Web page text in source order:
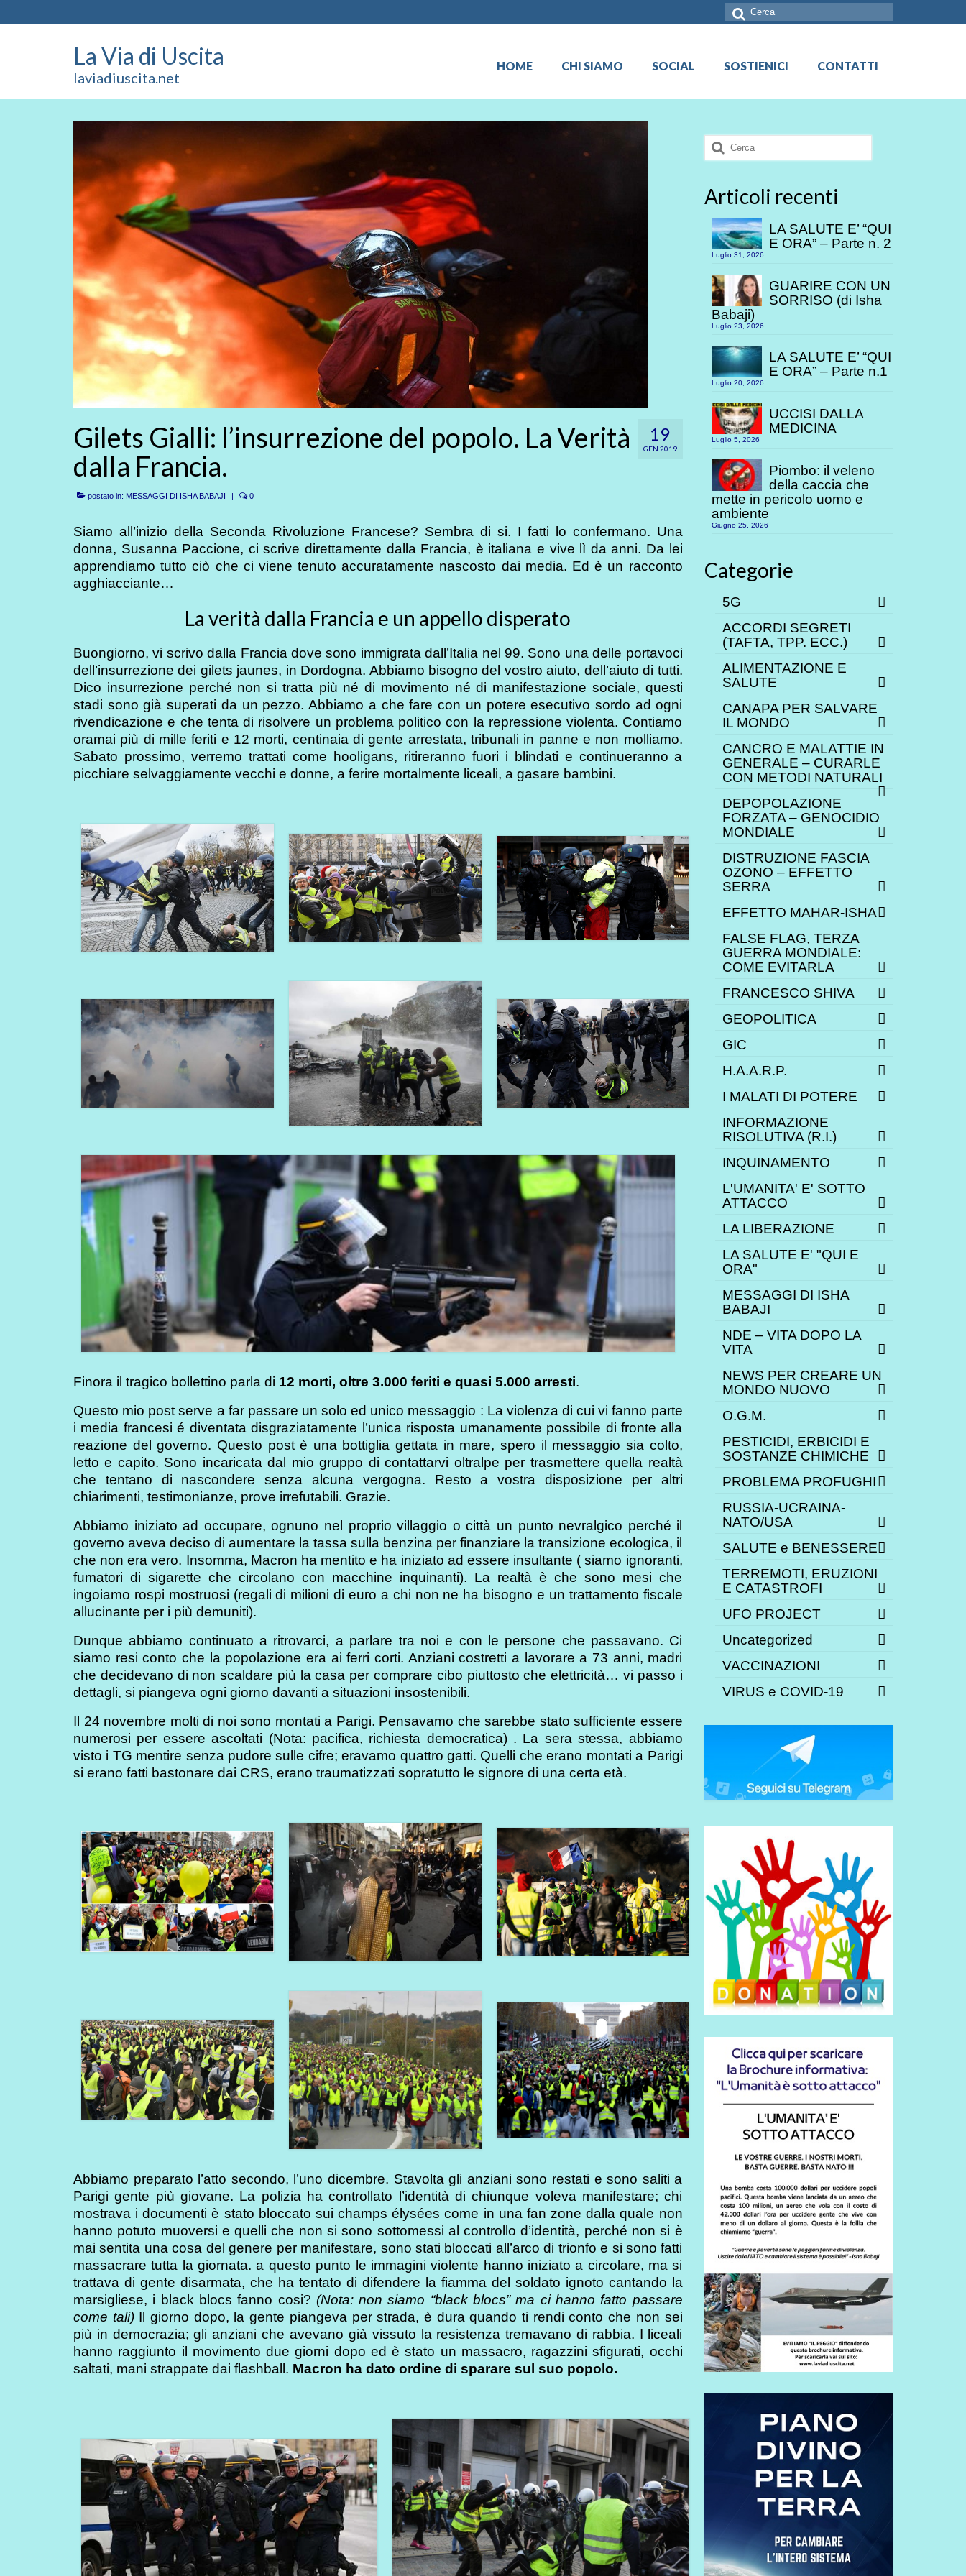
Cerca:
La Via di Uscita
laviadiuscita.net
HOME CHI SIAMO SOCIAL SOSTIENICI CONTATTI
19
GEN 2019
Gilets Gialli: l’insurrezione del popolo. La Verità
dalla Francia.
postato in: MESSAGGI DI ISHA BABAJI | 0
Siamo all’inizio della Seconda Rivoluzione Francese? Sembra di si. I fatti lo confermano. Una
donna, Susanna Paccione, ci scrive direttamente dalla Francia, è italiana e vive lì da anni. Da lei
apprendiamo tutto ciò che ci viene tenuto accuratamente nascosto dai media. Ed è un racconto
agghiacciante…
La verità dalla Francia e un appello disperato
Buongiorno, vi scrivo dalla Francia dove sono immigrata dall’Italia nel 99. Sono una delle portavoci
dell’insurrezione dei gilets jaunes, in Dordogna. Abbiamo bisogno del vostro aiuto, dell’aiuto di tutti.
Dico insurrezione perché non si tratta più né di movimento né di manifestazione sociale, questi
stadi sono già superati da un pezzo. Abbiamo a che fare con un potere esecutivo sordo ad ogni
rivendicazione e che tenta di risolvere un problema politico con la repressione violenta. Contiamo
oramai più di mille feriti e 12 morti, centinaia di gente arrestata, tribunali in panne e non molliamo.
Sabato prossimo, verremo trattati come hooligans, ritireranno fuori i blindati e continueranno a
picchiare selvaggiamente vecchi e donne, a ferire mortalmente liceali, a gasare bambini.
Finora il tragico bollettino parla di 12 morti, oltre 3.000 feriti e quasi 5.000 arresti.
Questo mio post serve a far passare un solo ed unico messaggio : La violenza di cui vi fanno parte
i media francesi é diventata disgraziatamente l’unica risposta umanamente possibile di fronte alla
reazione del governo. Questo post è una bottiglia gettata in mare, spero il messaggio sia colto,
letto e capito. Sono incaricata dal mio gruppo di contattarvi oltralpe per trasmettere quella realtà
che tentano di nascondere senza alcuna vergogna. Resto a vostra disposizione per altri
chiarimenti, testimonianze, prove irrefutabili. Grazie.
Abbiamo iniziato ad occupare, ognuno nel proprio villaggio o città un punto nevralgico perché il
governo aveva deciso di aumentare la tassa sulla benzina per finanziare la transizione ecologica, il
che non era vero. Insomma, Macron ha mentito e ha iniziato ad essere insultante ( siamo ignoranti,
fumatori di sigarette che circolano con macchine inquinanti). La realtà è che sono mesi che
ingoiamo rospi mostruosi (regali di milioni di euro a chi non ne ha bisogno e un trattamento fiscale
allucinante per i più demuniti).
Dunque abbiamo continuato a ritrovarci, a parlare tra noi e con le persone che passavano. Ci
siamo resi conto che la popolazione era ai ferri corti. Anziani costretti a lavorare a 73 anni, madri
che decidevano di non scaldare più la casa per comprare cibo piuttosto che elettricità… vi passo i
dettagli, si piangeva ogni giorno davanti a situazioni insostenibili.
Il 24 novembre molti di noi sono montati a Parigi. Pensavamo che sarebbe stato sufficiente essere
numerosi per essere ascoltati (Nota: pacifica, richiesta democratica) . La sera stessa, abbiamo
visto i TG mentire senza pudore sulle cifre; eravamo quattro gatti. Quelli che erano montati a Parigi
si erano fatti bastonare dai CRS, erano traumatizzati sopratutto le signore di una certa età.
Abbiamo preparato l’atto secondo, l’uno dicembre. Stavolta gli anziani sono restati e sono saliti a
Parigi gente più giovane. La polizia ha controllato l’identità di chiunque voleva manifestare; chi
mostrava i documenti è stato bloccato sui champs élysées come in una fan zone dalla quale non
hanno potuto muoversi e quelli che non si sono sottomessi al controllo d’identità, perché non si è
mai sentita una cosa del genere per manifestare, sono stati bloccati all’arco di trionfo e si sono fatti
massacrare tutta la giornata. a questo punto le immagini violente hanno iniziato a circolare, ma si
trattava di gente disarmata, che ha tentato di difendere la fiamma del soldato ignoto cantando la
marsigliese, i black blocs fanno cosi? (Nota: non siamo “black blocs” ma ci hanno fatto passare
come tali)Il giorno dopo, la gente piangeva per strada, è dura quando ti rendi conto che non sei
più in democrazia; gli anziani che avevano già vissuto la resistenza tremavano di rabbia. I liceali
hanno raggiunto il movimento due giorni dopo ed è stato un massacro, ragazzini sfigurati, occhi
saltati, mani strappate dai flashball. Macron ha dato ordine di sparare sul suo popolo.
Cerca:
Articoli recenti
LA SALUTE E’ “QUI
E ORA” – Parte n. 2
Luglio 31, 2026
GUARIRE CON UN
SORRISO (di Isha
Babaji)
Luglio 23, 2026
LA SALUTE E’ “QUI
E ORA” – Parte n.1
Luglio 20, 2026
UCCISI DALLA
MEDICINA
Luglio 5, 2026
Piombo: il veleno
della caccia che
mette in pericolo uomo e
ambiente
Giugno 25, 2026
Categorie
5G
ACCORDI SEGRETI
(TAFTA, TPP. ECC.)
ALIMENTAZIONE E
SALUTE
CANAPA PER SALVARE
IL MONDO
CANCRO E MALATTIE IN
GENERALE – CURARLE
CON METODI NATURALI
DEPOPOLAZIONE
FORZATA – GENOCIDIO
MONDIALE
DISTRUZIONE FASCIA
OZONO – EFFETTO
SERRA
EFFETTO MAHAR-ISHA
FALSE FLAG, TERZA
GUERRA MONDIALE:
COME EVITARLA
FRANCESCO SHIVA
GEOPOLITICA
GIC
H.A.A.R.P.
I MALATI DI POTERE
INFORMAZIONE
RISOLUTIVA (R.I.)
INQUINAMENTO
L'UMANITA' E' SOTTO
ATTACCO
LA LIBERAZIONE
LA SALUTE E' "QUI E
ORA"
MESSAGGI DI ISHA
BABAJI
NDE – VITA DOPO LA
VITA
NEWS PER CREARE UN
MONDO NUOVO
O.G.M.
PESTICIDI, ERBICIDI E
SOSTANZE CHIMICHE
PROBLEMA PROFUGHI
RUSSIA-UCRAINA-
NATO/USA
SALUTE e BENESSERE
TERREMOTI, ERUZIONI
E CATASTROFI
UFO PROJECT
Uncategorized
VACCINAZIONI
VIRUS e COVID-19